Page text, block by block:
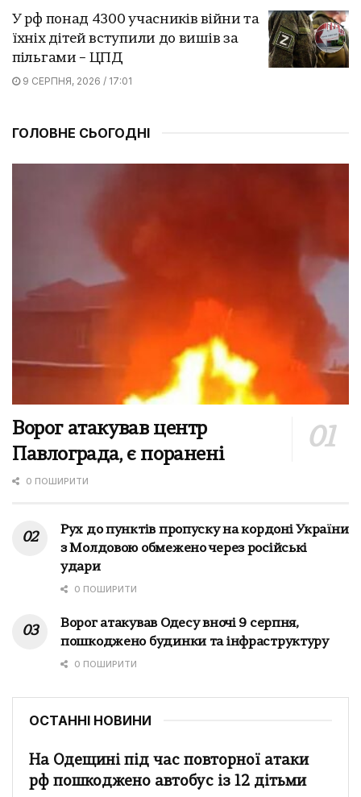
У рф понад 4300 учасників війни та
їхніх дітей вступили до вишів за
пільгами – ЦПД
9 СЕРПНЯ, 2026 / 17:01
ГОЛОВНЕ СЬОГОДНІ
Ворог атакував центр
Павлограда, є поранені
0 ПОШИРИТИ
Рух до пунктів пропуску на кордоні України
з Молдовою обмежено через російські
удари
0 ПОШИРИТИ
Ворог атакував Одесу вночі 9 серпня,
пошкоджено будинки та інфраструктуру
0 ПОШИРИТИ
ОСТАННІ НОВИНИ
На Одещині під час повторної атаки
рф пошкоджено автобус із 12 дітьми